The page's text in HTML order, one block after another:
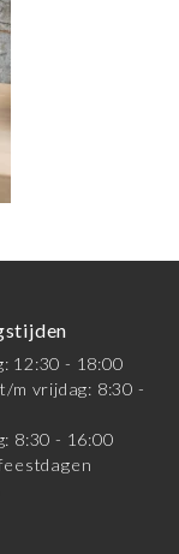
12:30 - 18:00
m vrijdag: 8:30 -
8:30 - 16:00